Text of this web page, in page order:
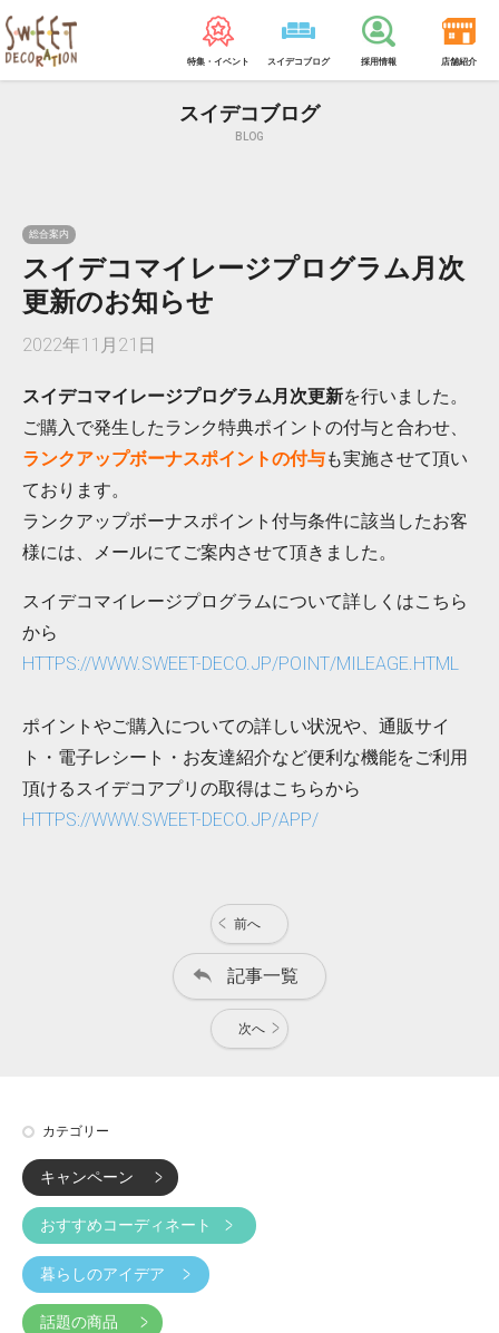
特集・イベント スイデコブログ 採用情報 店舗紹介
スイデコブログ
BLOG
総合案内
スイデコマイレージプログラム月次
更新のお知らせ
2022年11月21日
スイデコマイレージプログラム月次更新を行いました。
ご購入で発生したランク特典ポイントの付与と合わせ、
ランクアップボーナスポイントの付与も実施させて頂い
ております。
ランクアップボーナスポイント付与条件に該当したお客
様には、メールにてご案内させて頂きました。
スイデコマイレージプログラムについて詳しくはこちら
から
HTTPS://WWW.SWEET-DECO.JP/POINT/MILEAGE.HTML
ポイントやご購入についての詳しい状況や、通販サイ
ト・電子レシート・お友達紹介など便利な機能をご利用
頂けるスイデコアプリの取得はこちらから
HTTPS://WWW.SWEET-DECO.JP/APP/
前へ
記事一覧
次へ
カテゴリー
キャンペーン
おすすめコーディネート
暮らしのアイデア
話題の商品